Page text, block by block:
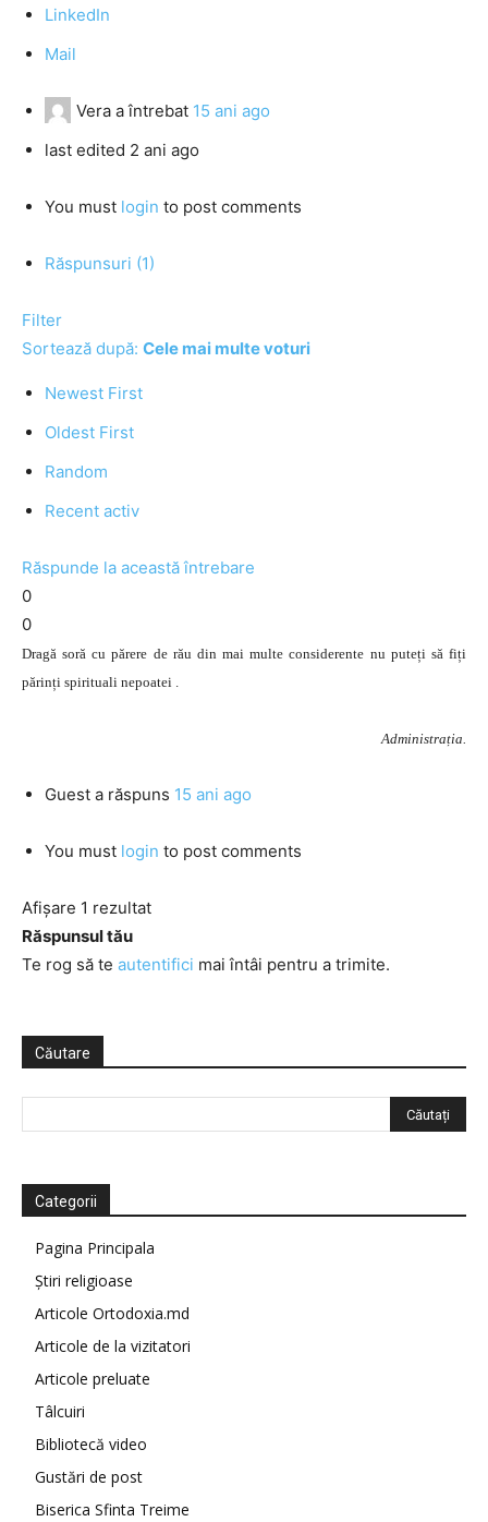
LinkedIn
Mail
Vera a întrebat 15 ani ago
last edited 2 ani ago
You must login to post comments
Răspunsuri (1)
Filter
Sortează după: Cele mai multe voturi
Newest First
Oldest First
Random
Recent activ
Răspunde la această întrebare
0
0
Dragă soră cu părere de rău din mai multe considerente nu puteți să fiți
părinți spirituali nepoatei .
Administrația.
Guest a răspuns 15 ani ago
You must login to post comments
Afișare 1 rezultat
Răspunsul tău
Te rog să te autentifici mai întâi pentru a trimite.
Căutare
Categorii
Pagina Principala
Știri religioase
Articole Ortodoxia.md
Articole de la vizitatori
Articole preluate
Tâlcuiri
Bibliotecă video
Gustări de post
Biserica Sfinta Treime